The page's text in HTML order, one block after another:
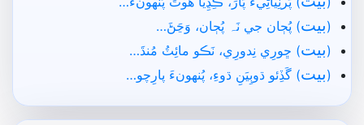
(بيت) پُڄان جي نَہ پُڄان، وَڃَڻَ…
(بيت) ڇورِي نِدورِي، نَڪو مائِٽُ مُنڌَ…
(بيت) گَڏِئو ڌوٻِيَنِ ڌوءِ، پُنهونءَ پارِچو…